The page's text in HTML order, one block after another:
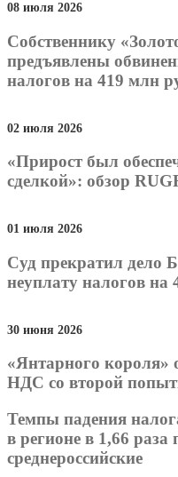
08 июля 2026
Собственнику
предъявлены
налогов на 419 млн
02 июля 2026
«Прирост был
сделкой»: обзор
01 июля 2026
Суд прекратил дело
неуплату налогов на
30 июня 2026
«Янтарного короля»
НДС со второй
Темпы падения
в регионе в 1,66 раза
среднероссийские